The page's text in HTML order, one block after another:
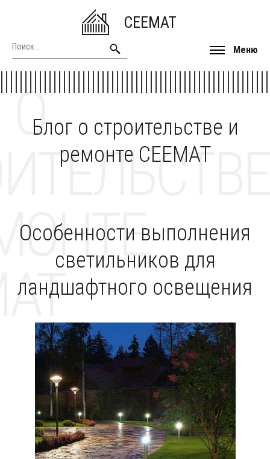
CEEMAT
Меню
Блог о строительстве и
ремонте CEEMAT
О
Особенности выполнения
светильников для
ландшафтного освещения